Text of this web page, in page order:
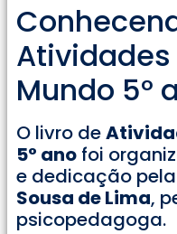
Mundo 5°
O livro de
5° ano foi
e dedicação
Sousa de Lima,
psicopedagoga.